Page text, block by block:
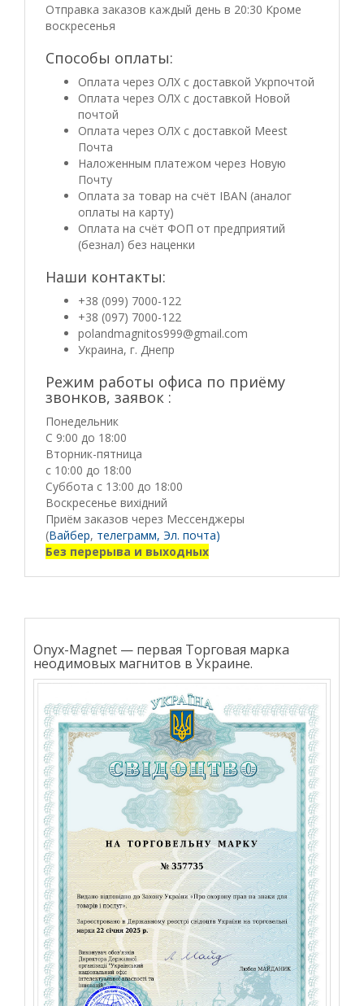
Отправка заказов каждый день в 20:30 Кроме
воскресенья
Способы оплаты:
Оплата через ОЛХ с доставкой Укрпочтой
Оплата через ОЛХ с доставкой Новой
почтой
Оплата через ОЛХ с доставкой Meest
Почта
Наложенным платежом через Новую
Почту
Оплата за товар на счёт IBAN (аналог
оплаты на карту)
Оплата на счёт ФОП от предприятий
(безнал) без наценки
Наши контакты:
+38 (099) 7000-122
+38 (097) 7000-122
polandmagnitos999@gmail.com
Украина, г. Днепр
Режим работы офиса по приёму
звонков, заявок :
Понедельник
С 9:00 до 18:00
Вторник-пятница
с 10:00 до 18:00
Суббота с 13:00 до 18:00
Воскресенье вихідний
Приём заказов через Мессенджеры
(Вайбер, телеграмм, Эл. почта)
Без перерыва и выходных
Onyx-Magnet — первая Торговая марка
неодимовых магнитов в Украине.